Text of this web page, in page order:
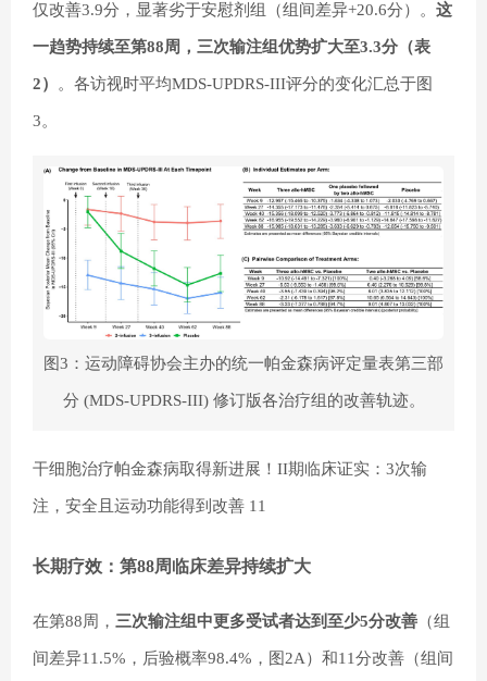
仅改善3.9分，显著劣于安慰剂组（组间差异+20.6分）。 这
一趋势持续至第88周，三次输注组优势扩大至3.3分（表
2） 。各访视时平均MDS-UPDRS-III评分的变化汇总于图
3。
图3：运动障碍协会主办的统一帕金森病评定量表第三部
分 (MDS-UPDRS-III) 修订版各治疗组的改善轨迹。
干细胞治疗帕金森病取得新进展！II期临床证实：3次输
注，安全且运动功能得到改善 11
长期疗效：第88周临床差异持续扩大
在第88周， 三次输注组中更多受试者达到至少5分改善 （组
间差异11.5%，后验概率98.4%，图2A）和11分改善（组间